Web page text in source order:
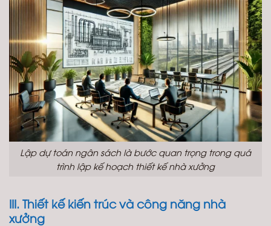
Lập dự toán ngân sách là bước quan trọng trong quá
trình lập kế hoạch thiết kế nhà xưởng
III. Thiết kế kiến trúc và công năng nhà
xưởng